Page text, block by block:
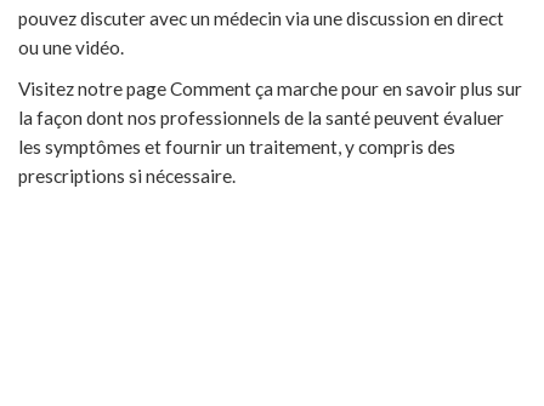
pouvez discuter avec un médecin via une discussion en direct
ou une vidéo.
Visitez notre page Comment ça marche pour en savoir plus sur
la façon dont nos professionnels de la santé peuvent évaluer
les symptômes et fournir un traitement, y compris des
prescriptions si nécessaire.